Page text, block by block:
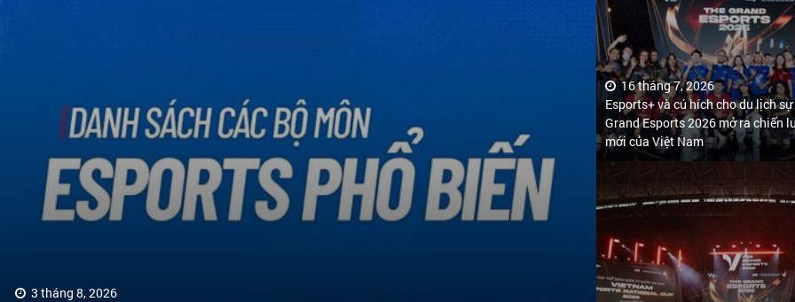
3 tháng 8, 2026
16 tháng 7, 2026
Esports+ và cú hích cho du lịch sự
Grand Esports 2026 mở ra chiến
mới của Việt Nam